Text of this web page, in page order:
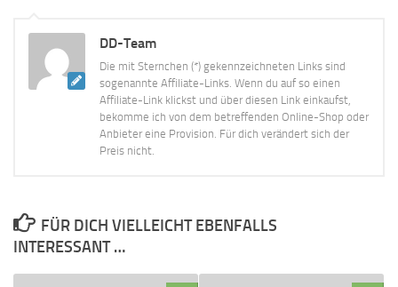
DD-Team
Die mit Sternchen (*) gekennzeichneten Links sind
sogenannte Affiliate-Links. Wenn du auf so einen
Affiliate-Link klickst und über diesen Link einkaufst,
bekomme ich von dem betreffenden Online-Shop oder
Anbieter eine Provision. Für dich verändert sich der
Preis nicht.
FÜR DICH VIELLEICHT EBENFALLS
INTERESSANT …